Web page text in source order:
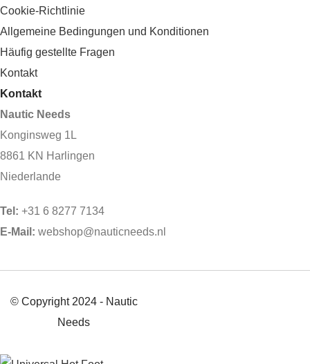
Cookie-Richtlinie
Allgemeine Bedingungen und Konditionen
Häufig gestellte Fragen
Kontakt
Kontakt
Nautic Needs
Konginsweg 1L
8861 KN Harlingen
Niederlande
Tel: +31 6 8277 7134
E-Mail: webshop@nauticneeds.nl
© Copyright 2024 - Nautic
Needs